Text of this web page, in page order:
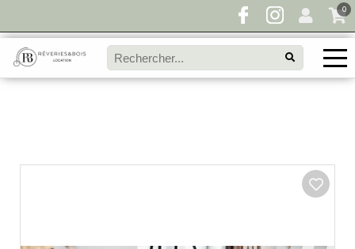
0
Pour toute demande de disponibilité, remplissez